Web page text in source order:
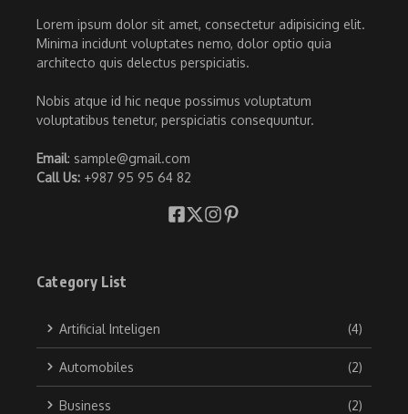
Lorem ipsum dolor sit amet, consectetur adipisicing elit.
Minima incidunt voluptates nemo, dolor optio quia
architecto quis delectus perspiciatis.
Nobis atque id hic neque possimus voluptatum
voluptatibus tenetur, perspiciatis consequuntur.
Email: sample@gmail.com
Call Us: +987 95 95 64 82
Category List
Artificial Inteligen (4)
Automobiles (2)
Business (2)